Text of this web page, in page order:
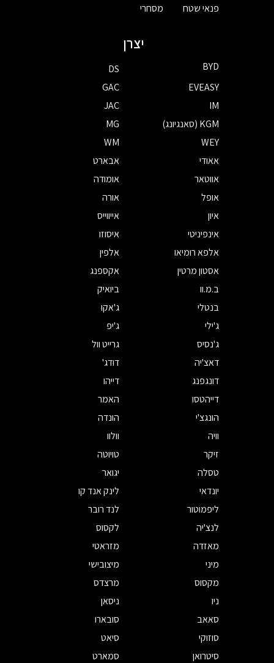
פנאי שטח
מסחרי
יצרן
BYD
DS
EVEASY
GAC
IM
JAC
KGM (סאנגיונג)
MG
WEY
WM
אאודי
אבארט
אווטאר
אומודה
אופל
אורה
איון
אייווייס
אינפיניטי
איסוזו
אלפא רומיאו
אלפין
אסטון מרטין
אקספנג
ב.מ.וו
ביואיק
בנטלי
ג'אקו
ג'ילי
ג'יפ
ג'נסיס
גרייט וול
דאצ'יה
דודג'
דונגפנג
דייהו
דייהטסו
האמר
הונגצ'י
הונדה
וויה
וולוו
זיקר
טויוטה
טסלה
יגואר
יונדאי
לינק אנד קו
ליפמוטור
לנד רובר
לנצ'יה
לקסוס
מאזדה
מזראטי
מיני
מיצובישי
מקסוס
מרצדס
ניו
ניסאן
סאאב
סובארו
סוזוקי
סיאט
סיטרואן
סמארט